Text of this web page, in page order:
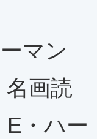
マン
画読
・ハー